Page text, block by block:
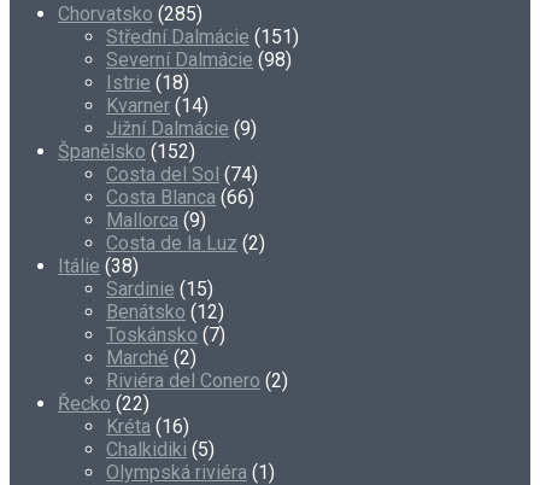
Chorvatsko (285)
Střední Dalmácie (151)
Severní Dalmácie (98)
Istrie (18)
Kvarner (14)
Jižní Dalmácie (9)
Španělsko (152)
Costa del Sol (74)
Costa Blanca (66)
Mallorca (9)
Costa de la Luz (2)
Itálie (38)
Sardinie (15)
Benátsko (12)
Toskánsko (7)
Marché (2)
Riviéra del Conero (2)
Řecko (22)
Kréta (16)
Chalkidiki (5)
Olympská riviéra (1)